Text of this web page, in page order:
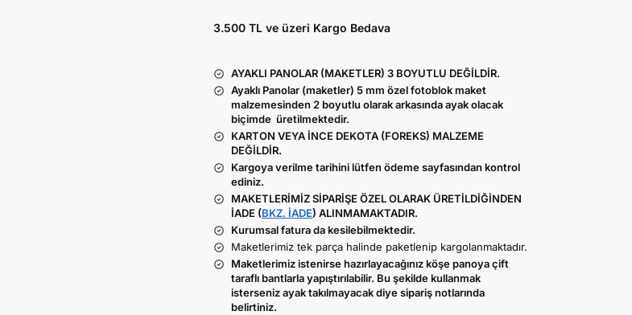
3.500 TL ve üzeri Kargo Bedava
AYAKLI PANOLAR (MAKETLER) 3 BOYUTLU DEĞİLDİR.
Ayaklı Panolar (maketler) 5 mm özel fotoblok maket
malzemesinden 2 boyutlu olarak arkasında ayak olacak
biçimde üretilmektedir.
KARTON VEYA İNCE DEKOTA (FOREKS) MALZEME
DEĞİLDİR.
Kargoya verilme tarihini lütfen ödeme sayfasından kontrol
ediniz.
MAKETLERİMİZ SİPARİŞE ÖZEL OLARAK ÜRETİLDİĞİNDEN
İADE (BKZ. İADE) ALINMAMAKTADIR.
Kurumsal fatura da kesilebilmektedir.
Maketlerimiz tek parça halinde paketlenip kargolanmaktadır.
Maketlerimiz istenirse hazırlayacağınız köşe panoya çift
taraflı bantlarla yapıştırılabilir. Bu şekilde kullanmak
isterseniz ayak takılmayacak diye sipariş notlarında
belirtiniz.